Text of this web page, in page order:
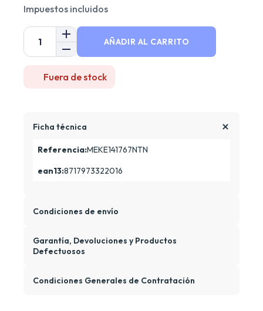
Impuestos incluidos
AÑADIR AL CARRITO
Fuera de stock
Ficha técnica
Referencia:MEKE141767NTN
ean13:8717973322016
Condiciones de envío
Garantía, Devoluciones y Productos
Defectuosos
Condiciones Generales de Contratación